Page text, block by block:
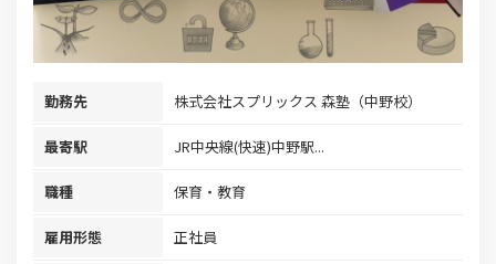
勤務先 株式会社スプリックス 森塾（中野校）
最寄駅 JR中央線(快速)中野駅...
職種 保育・教育
雇用形態 正社員